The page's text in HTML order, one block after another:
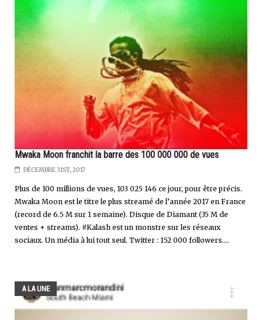
Mwaka Moon franchit la barre des 100 000 000 de vues
DÉCEMBRE 31ST, 2017
Plus de 100 millions de vues, 103 025 146 ce jour, pour être précis.
Mwaka Moon est le titre le plus streamé de l’année 2017 en France
(record de 6.5 M sur 1 semaine). Disque de Diamant (35 M de
ventes + streams). #Kalash est un monstre sur les réseaux
sociaux. Un média à lui tout seul. Twitter : 152 000 followers....
A LA UNE